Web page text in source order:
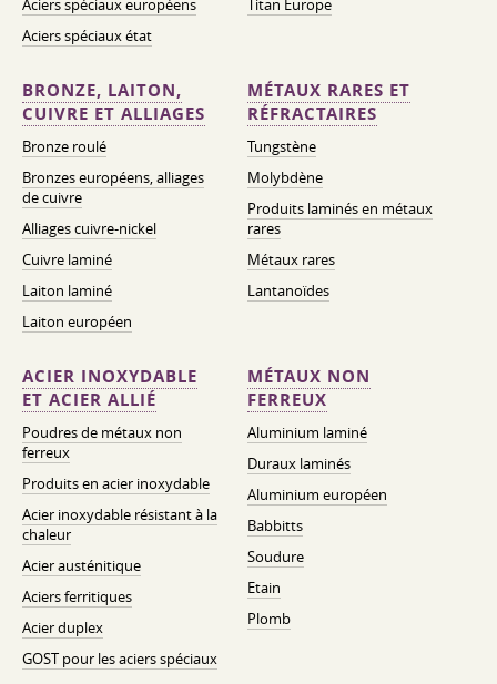
Aciers spéciaux européens
Aciers spéciaux état
Titan Europe
BRONZE, LAITON,
CUIVRE ET ALLIAGES
Bronze roulé
Bronzes européens, alliages
de cuivre
Alliages cuivre-nickel
Cuivre laminé
Laiton laminé
Laiton européen
MÉTAUX RARES ET
RÉFRACTAIRES
Tungstène
Molybdène
Produits laminés en métaux
rares
Métaux rares
Lantanoïdes
ACIER INOXYDABLE
ET ACIER ALLIÉ
Poudres de métaux non
ferreux
Produits en acier inoxydable
Acier inoxydable résistant à la
chaleur
Acier austénitique
Aciers ferritiques
Acier duplex
GOST pour les aciers spéciaux
MÉTAUX NON
FERREUX
Aluminium laminé
Duraux laminés
Aluminium européen
Babbitts
Soudure
Etain
Plomb